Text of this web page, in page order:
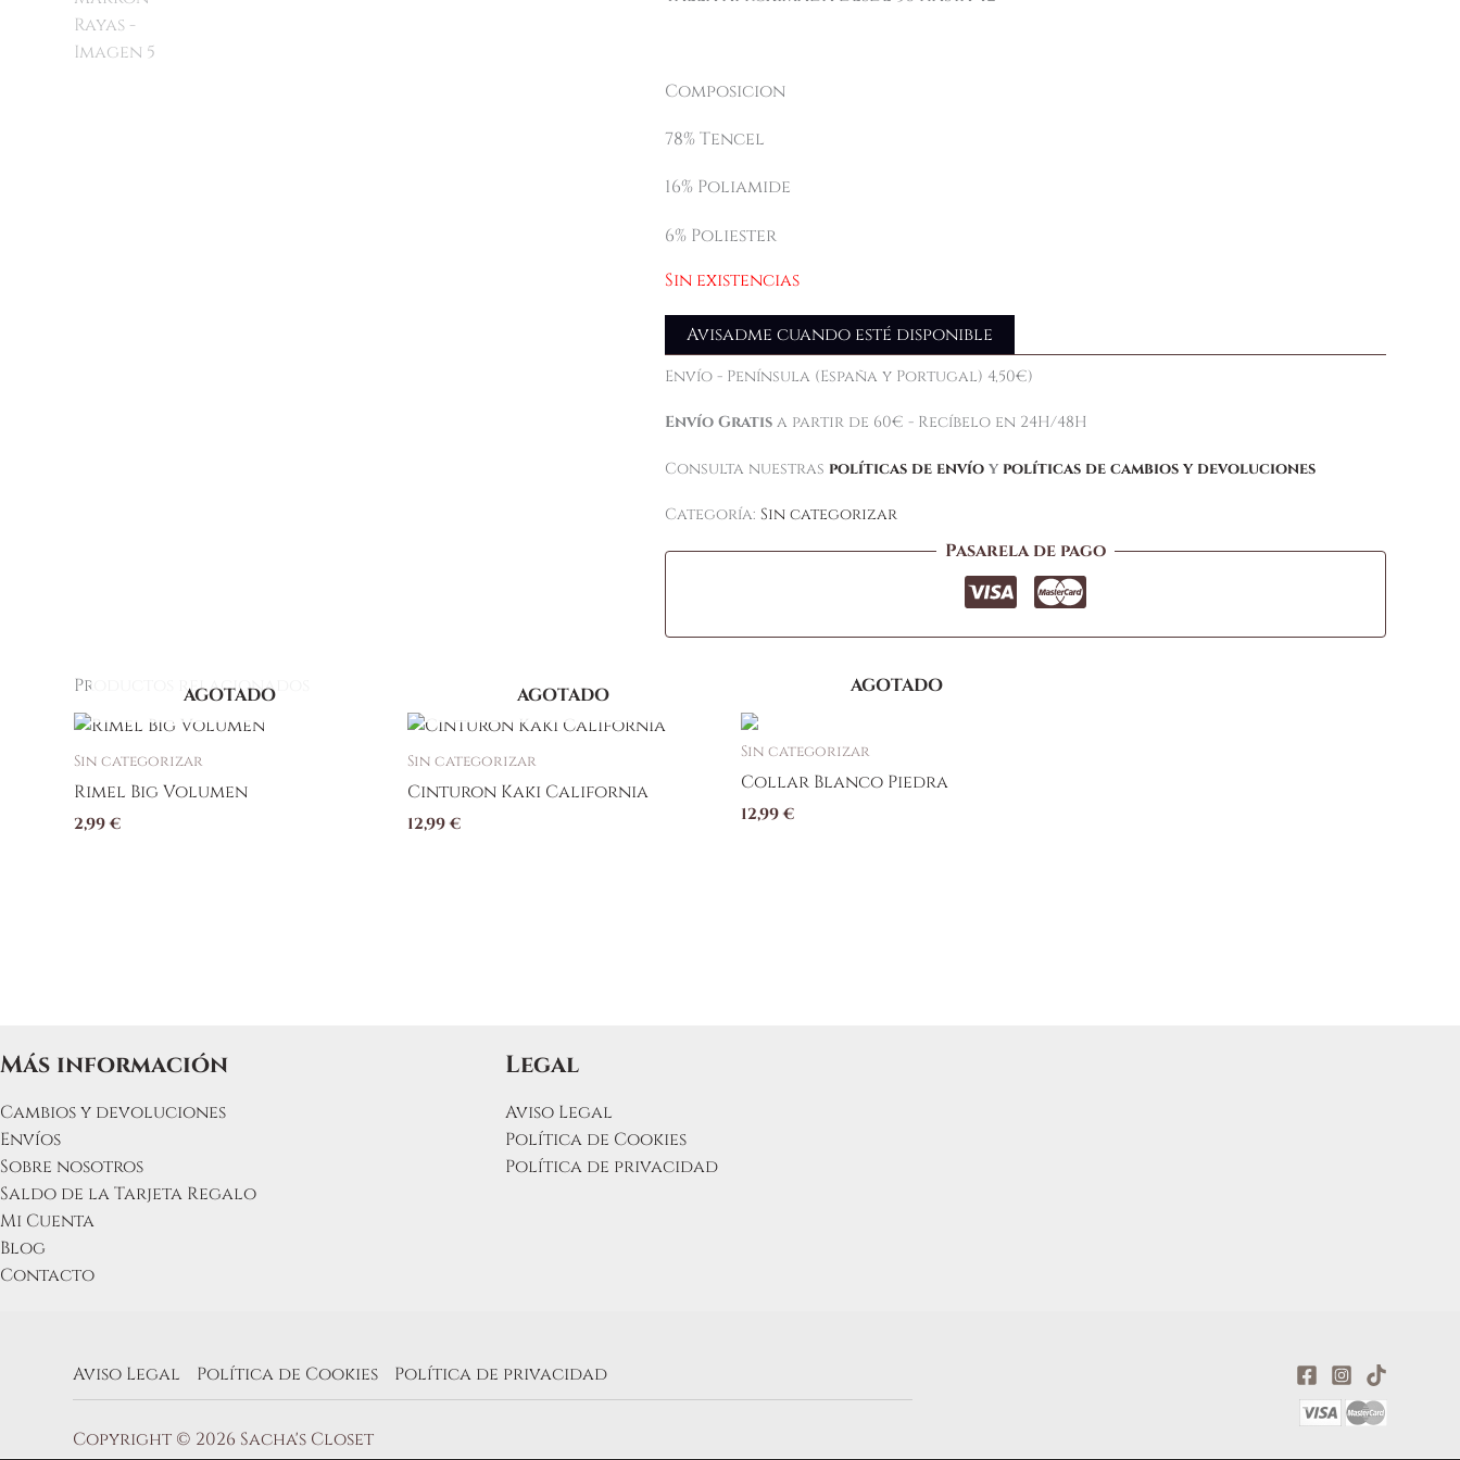
Composicion
78% Tencel
16% Poliamide
6% Poliester
Sin existencias
Avisadme cuando esté disponible
Envío - Península (España y Portugal) 4,50€)
Envío Gratisa partir de 60€ - Recíbelo en 24H/48H
Consulta nuestras políticas de envíoy políticas de cambios y devoluciones
Categoría: Sin categorizar
Pasarela de pago
Productos relacionados
AGOTADO
Sin categorizar
Rimel Big Volumen
2,99€
AGOTADO
Sin categorizar
Cinturon Kaki California
12,99€
AGOTADO
Sin categorizar
Collar Blanco Piedra
12,99€
Más información
Cambios y devoluciones
Envíos
Sobre nosotros
Saldo de la Tarjeta Regalo
Mi Cuenta
Blog
Contacto
Legal
Aviso Legal
Política de Cookies
Política de privacidad
Aviso Legal Política de Cookies Política de privacidad
Copyright © 2026 Sacha's Closet